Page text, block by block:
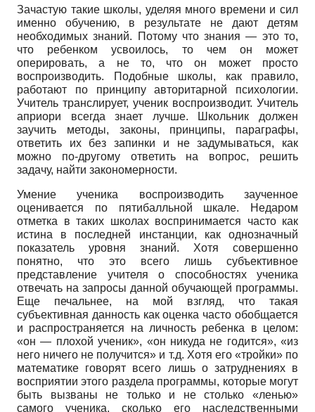
Зачастую такие школы, уделяя много времени и сил
именно обучению, в результате не дают детям
необходимых знаний. Потому что знания — это то,
что ребенком усвоилось, то чем он может
оперировать, а не то, что он может просто
воспроизводить. Подобные школы, как правило,
работают по принципу авторитарной психологии.
Учитель транслирует, ученик воспроизводит. Учитель
априори всегда знает лучше. Школьник должен
заучить методы, законы, принципы, параграфы,
ответить их без запинки и не задумываться, как
можно по-другому ответить на вопрос, решить
задачу, найти закономерности.
Умение ученика воспроизводить заученное
оценивается по пятибалльной шкале. Недаром
отметка в таких школах воспринимается часто как
истина в последней инстанции, как однозначный
показатель уровня знаний. Хотя совершенно
понятно, что это всего лишь субъективное
представление учителя о способностях ученика
отвечать на запросы данной обучающей программы.
Еще печальнее, на мой взгляд, что такая
субъективная данность как оценка часто обобщается
и распространяется на личность ребенка в целом:
«он — плохой ученик», «он никуда не годится», «из
него ничего не получится» и т.д. Хотя его «тройки» по
математике говорят всего лишь о затруднениях в
восприятии этого раздела программы, которые могут
быть вызваны не только и не столько «ленью»
самого ученика, сколько его наследственными